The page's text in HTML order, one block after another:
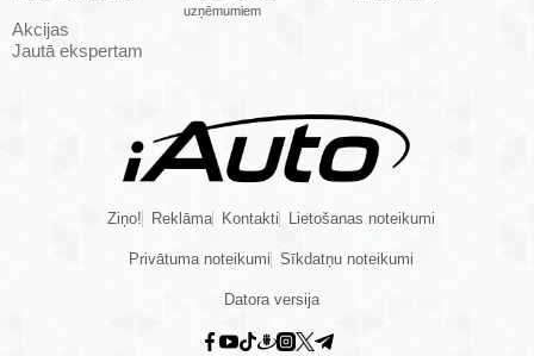
uzņēmumiem
Akcijas
Jautā ekspertam
Ziņo! Reklāma Kontakti Lietošanas noteikumi
Privātuma noteikumi Sīkdatņu noteikumi
Datora versija